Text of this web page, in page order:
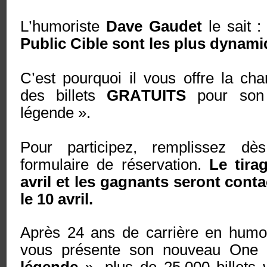
L’humoriste Dave Gaudetle sait
Public Cible sont les plus
C’est pourquoi il vous offre la
des billets GRATUITS pour
légende ».
Pour participez, remplissez
formulaire de réservation. Le
avril et les gagnants seront
le 10 avril.
Après 24 ans de carrière en
vous présente son nouveau